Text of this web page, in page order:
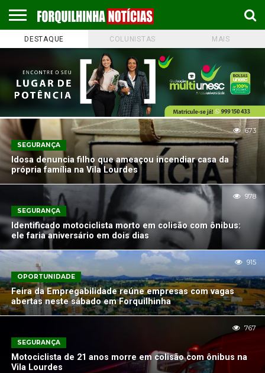
COLUNISTAS
DESTAQUE COLUNISTAS MAIS
SEGURANÇA
Idosa denuncia filho que ameaçou incendiar casa da
própria família na Vila Lourdes
673
SEGURANÇA
Identificado motociclista morto em colisão com ônibus:
ele faria aniversário em dois dias
978
OPORTUNIDADE
Feira da Empregabilidade reúne empresas com vagas
abertas neste sábado em Forquilhinha
915
SEGURANÇA
Motociclista de 21 anos morre em colisão com ônibus na
Vila Lourdes
767